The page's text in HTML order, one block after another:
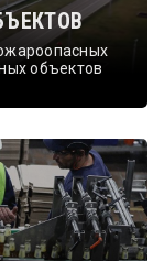
объектов